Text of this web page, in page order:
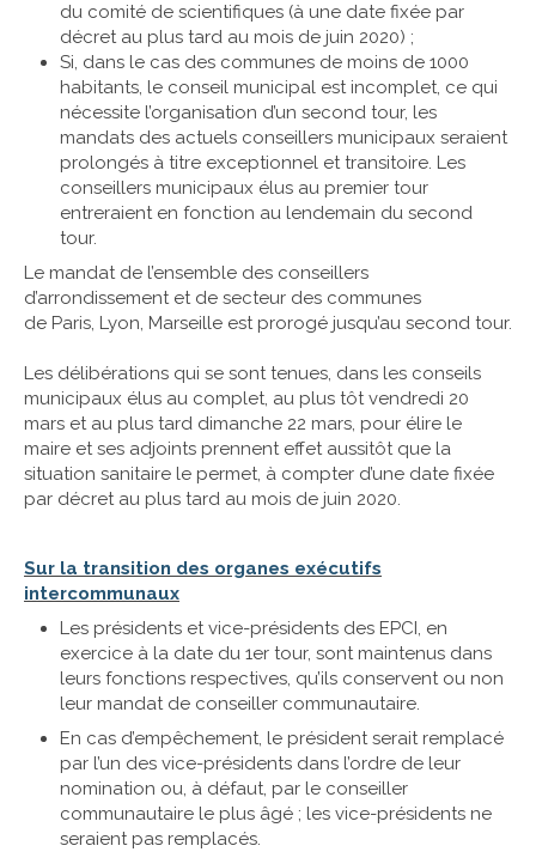
du comité de scientifiques (à une date fixée par
décret au plus tard au mois de juin 2020) ;
Si, dans le cas des communes de moins de 1000
habitants, le conseil municipal est incomplet, ce qui
nécessite l’organisation d’un second tour, les
mandats des actuels conseillers municipaux seraient
prolongés à titre exceptionnel et transitoire. Les
conseillers municipaux élus au premier tour
entreraient en fonction au lendemain du second
tour.
Le mandat de l’ensemble des conseillers
d’arrondissement et de secteur des communes
de Paris, Lyon, Marseille est prorogé jusqu’au second tour.
Les délibérations qui se sont tenues, dans les conseils
municipaux élus au complet, au plus tôt vendredi 20
mars et au plus tard dimanche 22 mars, pour élire le
maire et ses adjoints prennent effet aussitôt que la
situation sanitaire le permet, à compter d’une date fixée
par décret au plus tard au mois de juin 2020.
Sur la transition des organes exécutifs
intercommunaux
Les présidents et vice-présidents des EPCI, en
exercice à la date du 1er tour, sont maintenus dans
leurs fonctions respectives, qu’ils conservent ou non
leur mandat de conseiller communautaire.
En cas d’empêchement, le président serait remplacé
par l’un des vice-présidents dans l’ordre de leur
nomination ou, à défaut, par le conseiller
communautaire le plus âgé ; les vice-présidents ne
seraient pas remplacés.